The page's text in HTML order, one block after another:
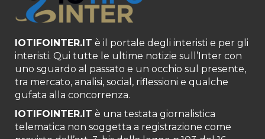
IOTIFOINTER.IT è il portale degli interisti e per gli
interisti. Qui tutte le ultime notizie sull’Inter con
uno sguardo al passato e un occhio sul presente,
tra mercato, analisi, social, riflessioni e qualche
gufata alla concorrenza.
IOTIFOINTER.IT è una testata giornalistica
telematica non soggetta a registrazione come